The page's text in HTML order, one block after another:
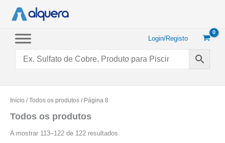
conteúdo
Login/Registo
Início /Todos os produtos / Página 8
Todos os produtos
A mostrar 113–122 de 122 resultados